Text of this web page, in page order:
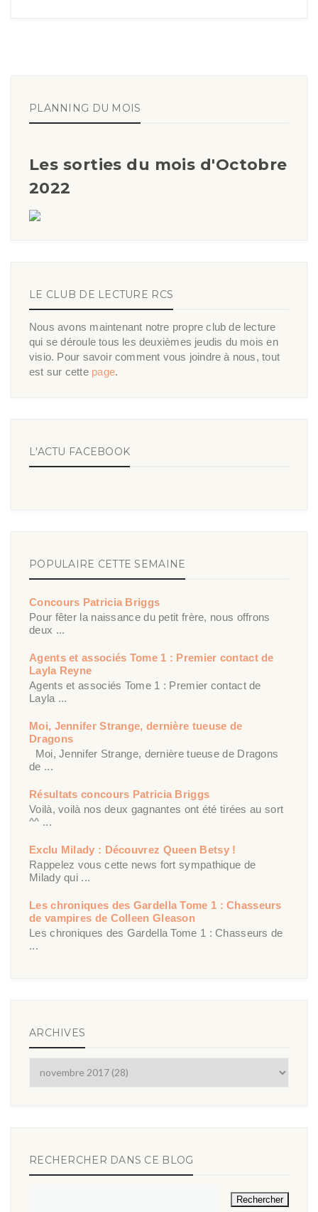
PLANNING DU MOIS
Les sorties du mois d'Octobre
2022
LE CLUB DE LECTURE RCS
Nous avons maintenant notre propre club de lecture
qui se déroule tous les deuxièmes jeudis du mois en
visio. Pour savoir comment vous joindre à nous, tout
est sur cette page.
L'ACTU FACEBOOK
POPULAIRE CETTE SEMAINE
Concours Patricia Briggs
Pour fêter la naissance du petit frère, nous offrons
deux ...
Agents et associés Tome 1 : Premier contact de
Layla Reyne
Agents et associés Tome 1 : Premier contact de
Layla ...
Moi, Jennifer Strange, dernière tueuse de
Dragons
Moi, Jennifer Strange, dernière tueuse de Dragons
de ...
Résultats concours Patricia Briggs
Voilà, voilà nos deux gagnantes ont été tirées au sort
^^ ...
Exclu Milady : Découvrez Queen Betsy !
Rappelez vous cette news fort sympathique de
Milady qui ...
Les chroniques des Gardella Tome 1 : Chasseurs
de vampires de Colleen Gleason
Les chroniques des Gardella Tome 1 : Chasseurs de
...
ARCHIVES
RECHERCHER DANS CE BLOG